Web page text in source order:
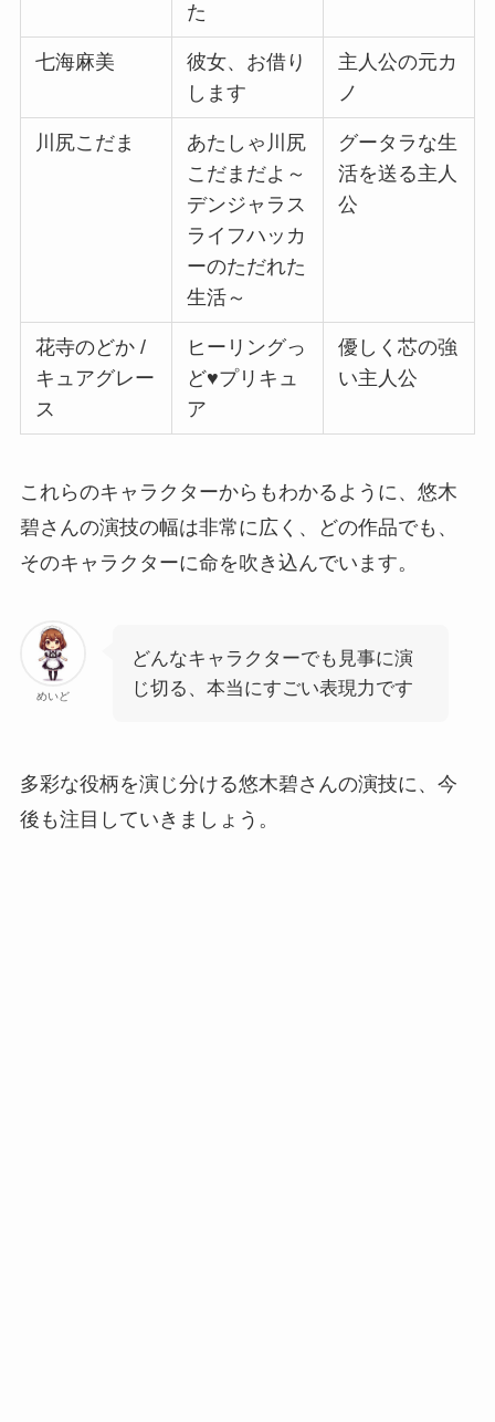
た
七海麻美
彼女、お借り
します
主人公の元カ
ノ
川尻こだま
あたしゃ川尻
こだまだよ～
デンジャラス
ライフハッカ
ーのただれた
生活～
グータラな生
活を送る主人
公
花寺のどか /
キュアグレー
ス
ヒーリングっ
ど♥プリキュ
ア
優しく芯の強
い主人公
これらのキャラクターからもわかるように、悠木
碧さんの演技の幅は非常に広く、どの作品でも、
そのキャラクターに命を吹き込んでいます。
めいど
どんなキャラクターでも見事に演
じ切る、本当にすごい表現力です
多彩な役柄を演じ分ける悠木碧さんの演技に、今
後も注目していきましょう。